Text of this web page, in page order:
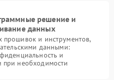
решение и
данных
и инструментов,
данными:
и
при необходимости